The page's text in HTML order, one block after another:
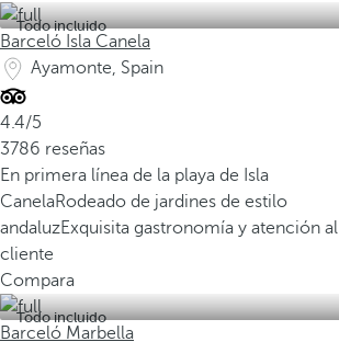
Todo incluido
Barceló Isla Canela
Ayamonte, Spain
4.4/5
3786 reseñas
En primera línea de la playa de Isla
CanelaRodeado de jardines de estilo
andaluzExquisita gastronomía y atención al
cliente
Compara
Todo incluido
Barceló Marbella